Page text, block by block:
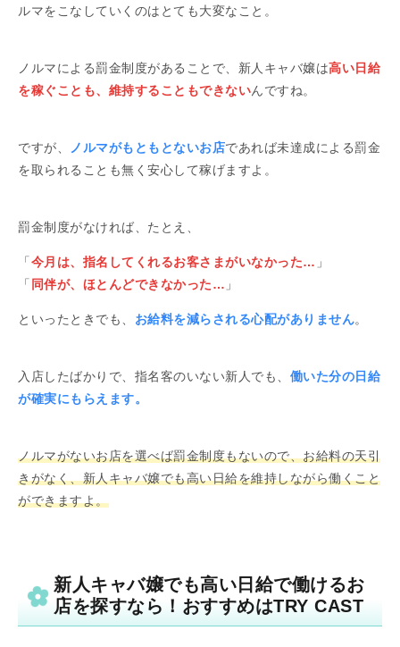
ルマをこなしていくのはとても大変なこと。
ノルマによる罰金制度があることで、新人キャバ嬢は高い日給
を稼ぐことも、維持することもできないんですね。
ですが、 ノルマがもともとないお店であれば未達成による罰金
を取られることも無く安心して稼げますよ。
罰金制度がなければ、たとえ、
「 今月は、指名してくれるお客さまがいなかった… 」
「 同伴が、ほとんどできなかった… 」
といったときでも、 お給料を減らされる心配がありません。
入店したばかりで、指名客のいない新人でも、 働いた分の日給
が確実にもらえます。
ノルマがないお店を選べば罰金制度もないので、お給料の天引
きがなく、新人キャバ嬢でも高い日給を維持しながら働くこと
ができますよ。
新人キャバ嬢でも高い日給で働けるお
店を探すなら！おすすめはTRY CAST